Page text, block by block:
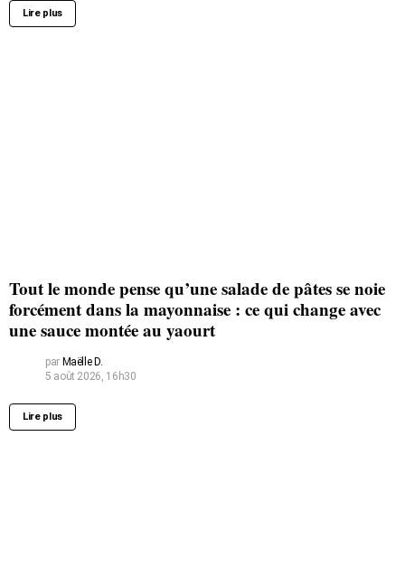
Lire plus
Tout le monde pense qu’une salade de pâtes se noie
forcément dans la mayonnaise : ce qui change avec
une sauce montée au yaourt
par Maëlle D.
5 août 2026, 16h30
Lire plus